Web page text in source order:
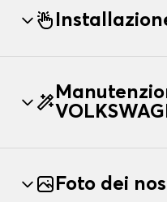
Foto dei